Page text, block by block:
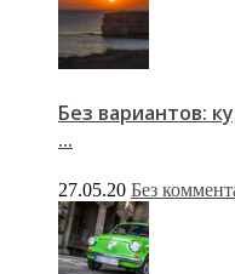
Без вариантов:
...
27.05.20 Без